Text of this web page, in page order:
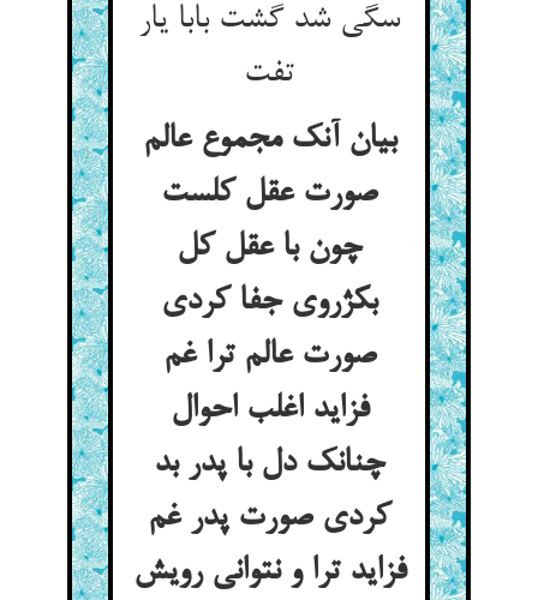
سگی شد گشت بابا یار
تفت
بیان آنک مجموع عالم
صورت عقل کلست
چون با عقل کل
بکژروی جفا کردی
صورت عالم ترا غم
فزاید اغلب احوال
چنانک دل با پدر بد
کردی صورت پدر غم
فزاید ترا و نتوانی رویش